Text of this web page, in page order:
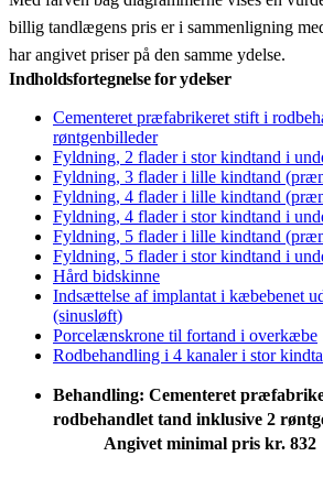
billig tandlægens pris er i sammenligning
har angivet priser på den samme ydelse.
Indholdsfortegnelse for ydelser
Cementeret præfabrikeret stift i
røntgenbilleder
Fyldning, 2 flader i stor kindtand i
Fyldning, 3 flader i lille kindtand
Fyldning, 4 flader i lille kindtand
Fyldning, 4 flader i stor kindtand i
Fyldning, 5 flader i lille kindtand
Fyldning, 5 flader i stor kindtand i
Hård bidskinne
Indsættelse af implantat i kæbebenet
(sinusløft)
Porcelænskrone til fortand i overkæbe
Rodbehandling i 4 kanaler i stor
Behandling: Cementeret
rodbehandlet tand inklusive 2
Angivet minimal pris kr. 832